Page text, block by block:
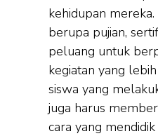
kehidupan
berupa pujian,
peluang untuk
kegiatan yang
siswa yang
juga harus
cara yang